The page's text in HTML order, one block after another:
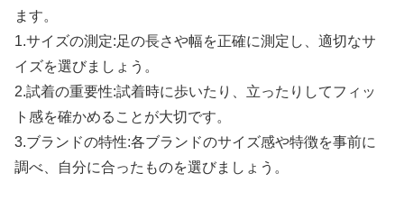
ます。
1.サイズの測定:足の長さや幅を正確に測定し、適切なサ
イズを選びましょう。
2.試着の重要性:試着時に歩いたり、立ったりしてフィッ
ト感を確かめることが大切です。
3.ブランドの特性:各ブランドのサイズ感や特徴を事前に
調べ、自分に合ったものを選びましょう。